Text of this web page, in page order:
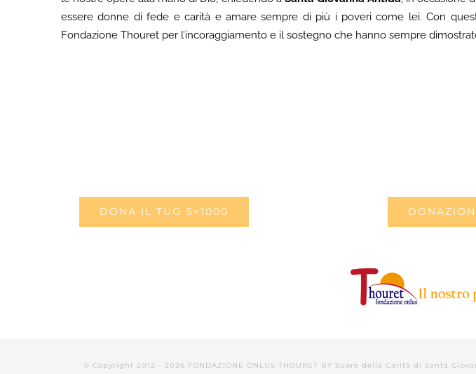
essere donne di fede e carità e amare sempre di più i poveri come lei.Con
Fondazione Thouret per l’incoraggiamento e il sostegno che hanno sempre
DONA IL TUO 5×1000
© Copyright 2012 - 2026 FONDAZIONE ONLUS THOURET BY Suore della Carità di Santa